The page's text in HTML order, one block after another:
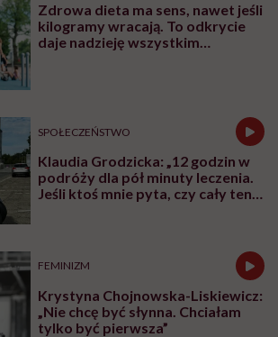
Zdrowa dieta ma sens, nawet jeśli
kilogramy wracają. To odkrycie
daje nadzieję wszystkim
SPOŁECZEŃSTWO
Klaudia Grodzicka: „12 godzin w
podróży dla pół minuty leczenia.
Jeśli ktoś mnie pyta, czy cały ten
FEMINIZM
Krystyna Chojnowska-Liskiewicz:
„Nie chcę być słynna. Chciałam
tylko być pierwsza”